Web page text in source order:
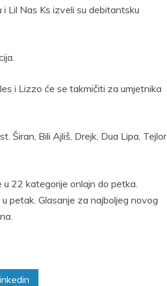
Lil Nas Ks izveli su debitantsku
i Lizzo će se takmičiti za umjetnika
Širan, Bili Ajliš, Drejk, Dua Lipa, Tejlor
22 kategorije onlajn do petka.
petak. Glasanje za najboljeg novog